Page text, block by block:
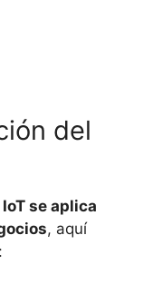
del
se aplica
, aquí